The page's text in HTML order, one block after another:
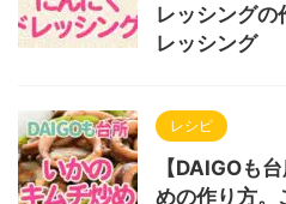
レッシングの
レッシング
レシピ
【DAIGOも
めの作り方